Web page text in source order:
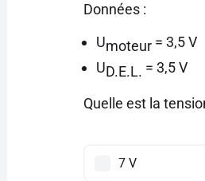
Données :
Umoteur = 3,5 V
UD.E.L. = 3,5 V
Quelle est la
7 V